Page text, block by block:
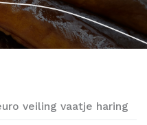
veiling vaatje haring